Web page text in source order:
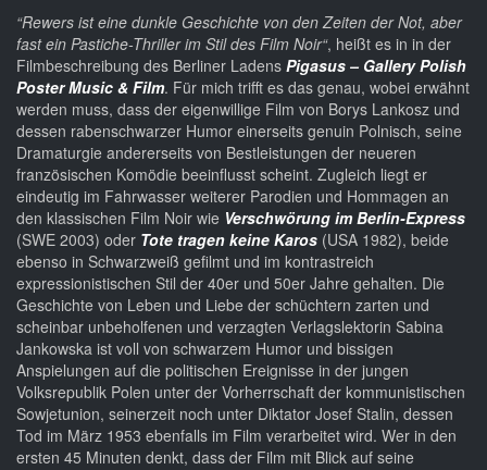
“Rewers ist eine dunkle Geschichte von den Zeiten der Not, aber
fast ein Pastiche-Thriller im Stil des Film Noir“, heißt es in in der
Filmbeschreibung des Berliner Ladens Pigasus – Gallery Polish
Poster Music & Film. Für mich trifft es das genau, wobei erwähnt
werden muss, dass der eigenwillige Film von Borys Lankosz und
dessen rabenschwarzer Humor einerseits genuin Polnisch, seine
Dramaturgie andererseits von Bestleistungen der neueren
französischen Komödie beeinflusst scheint. Zugleich liegt er
eindeutig im Fahrwasser weiterer Parodien und Hommagen an
den klassischen Film Noir wie Verschwörung im Berlin-Express
(SWE 2003) oder Tote tragen keine Karos (USA 1982), beide
ebenso in Schwarzweiß gefilmt und im kontrastreich
expressionistischen Stil der 40er und 50er Jahre gehalten. Die
Geschichte von Leben und Liebe der schüchtern zarten und
scheinbar unbeholfenen und verzagten Verlagslektorin Sabina
Jankowska ist voll von schwarzem Humor und bissigen
Anspielungen auf die politischen Ereignisse in der jungen
Volksrepublik Polen unter der Vorherrschaft der kommunistischen
Sowjetunion, seinerzeit noch unter Diktator Josef Stalin, dessen
Tod im März 1953 ebenfalls im Film verarbeitet wird. Wer in den
ersten 45 Minuten denkt, dass der Film mit Blick auf seine